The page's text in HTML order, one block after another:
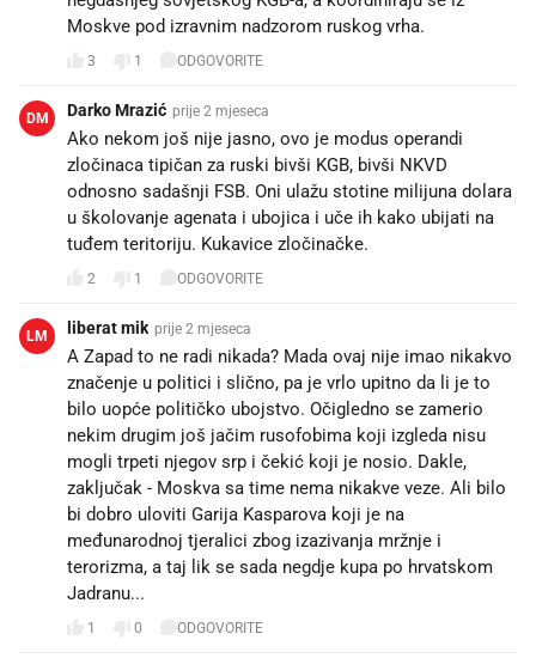
Moskve pod izravnim nadzorom ruskog vrha. 🫵😡
3 1 ODGOVORITE
DM Darko Mrazić prije 2 mjeseca
Ako nekom još nije jasno, ovo je modus operandi
zločinaca tipičan za ruski bivši KGB, bivši NKVD
odnosno sadašnji FSB. Oni ulažu stotine milijuna dolara
u školovanje agenata i ubojica i uče ih kako ubijati na
tuđem teritoriju. Kukavice zločinačke.
2 1 ODGOVORITE
LM liberat mik prije 2 mjeseca
A Zapad to ne radi nikada? Mada ovaj nije imao nikakvo
značenje u politici i slično, pa je vrlo upitno da li je to
bilo uopće političko ubojstvo. Očigledno se zamerio
nekim drugim još jačim rusofobima koji izgleda nisu
mogli trpeti njegov srp i čekić koji je nosio. Dakle,
zaključak - Moskva sa time nema nikakve veze. Ali bilo
bi dobro uloviti Garija Kasparova koji je na
međunarodnoj tjeralici zbog izazivanja mržnje i
terorizma, a taj lik se sada negdje kupa po hrvatskom
Jadranu...
1 0 ODGOVORITE